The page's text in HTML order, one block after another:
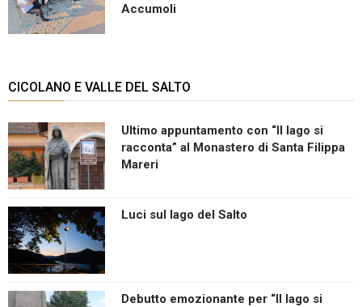
Accumoli
CICOLANO E VALLE DEL SALTO
Ultimo appuntamento con “Il lago si
racconta” al Monastero di Santa Filippa
Mareri
Luci sul lago del Salto
Debutto emozionante per “Il lago si